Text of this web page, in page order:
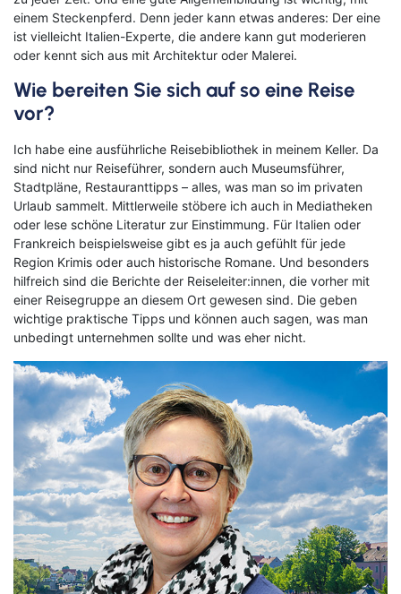
Top Reise Deals
einem Steckenpferd. Denn jeder kann etwas anderes: Der eine
ist vielleicht Italien-Experte, die andere kann gut moderieren
oder kennt sich aus mit Architektur oder Malerei.
Wie bereiten Sie sich auf so eine Reise
vor?
Ich habe eine ausführliche Reisebibliothek in meinem Keller. Da
sind nicht nur Reiseführer, sondern auch Museumsführer,
Stadtpläne, Restauranttipps – alles, was man so im privaten
Urlaub sammelt. Mittlerweile stöbere ich auch in Mediatheken
oder lese schöne Literatur zur Einstimmung. Für Italien oder
Frankreich beispielsweise gibt es ja auch gefühlt für jede
Region Krimis oder auch historische Romane. Und besonders
hilfreich sind die Berichte der Reiseleiter:innen, die vorher mit
einer Reisegruppe an diesem Ort gewesen sind. Die geben
wichtige praktische Tipps und können auch sagen, was man
unbedingt unternehmen sollte und was eher nicht.